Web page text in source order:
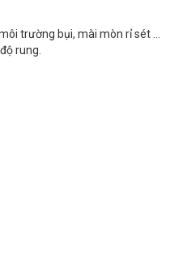
trường bụi, mài mòn rỉ sét …
rung.